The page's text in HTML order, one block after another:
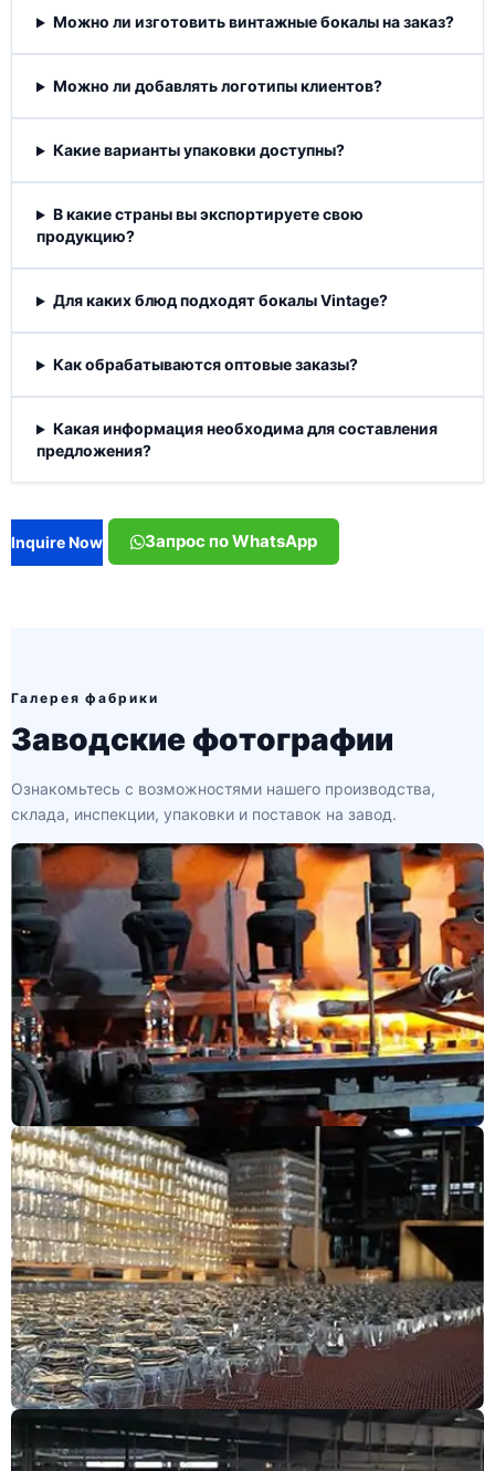
Можно ли изготовить винтажные бокалы на заказ?
Можно ли добавлять логотипы клиентов?
Какие варианты упаковки доступны?
В какие страны вы экспортируете свою
продукцию?
Для каких блюд подходят бокалы Vintage?
Как обрабатываются оптовые заказы?
Какая информация необходима для составления
предложения?
Inquire Now Запрос по WhatsApp
Галерея фабрики
Заводские фотографии
Ознакомьтесь с возможностями нашего производства,
склада, инспекции, упаковки и поставок на завод.